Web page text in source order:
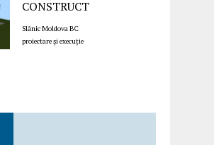
CONSTRUCT
Slănic Moldova BC
proiectare și execuție